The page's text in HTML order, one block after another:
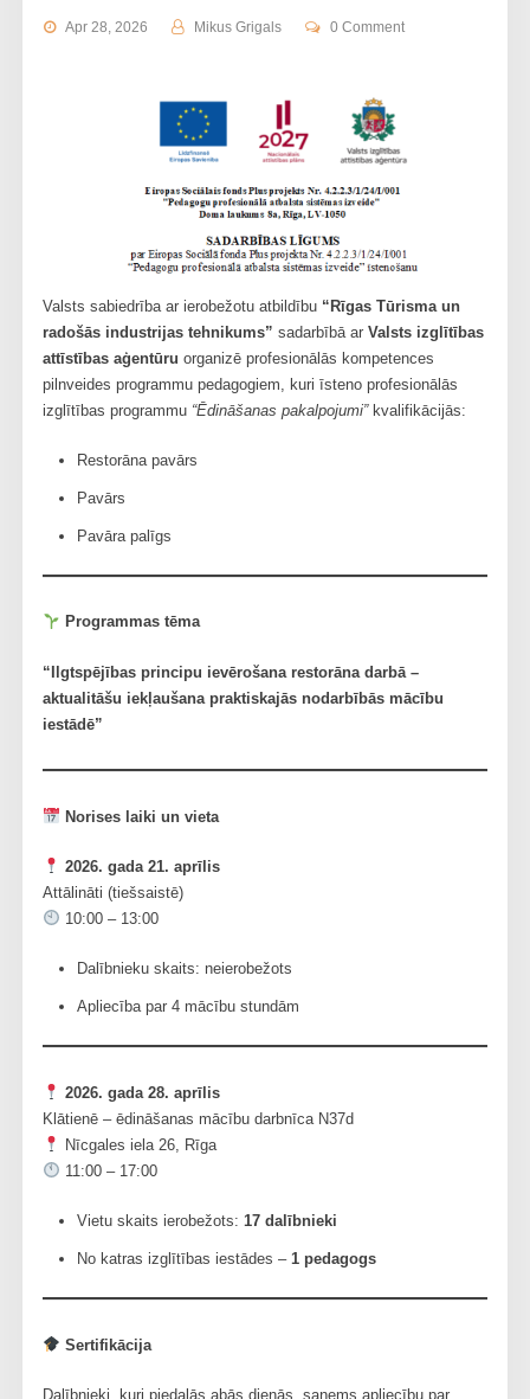
Apr 28, 2026 Mikus Grigals 0 Comment
Valsts sabiedrība ar ierobežotu atbildību “Rīgas Tūrisma un
radošās industrijas tehnikums” sadarbībā ar Valsts izglītības
attīstības aģentūru organizē profesionālās kompetences
pilnveides programmu pedagogiem, kuri īsteno profesionālās
izglītības programmu “Ēdināšanas pakalpojumi”kvalifikācijās:
Restorāna pavārs
Pavārs
Pavāra palīgs
Programmas tēma
“Ilgtspējības principu ievērošana restorāna darbā –
aktualitāšu iekļaušana praktiskajās nodarbībās mācību
iestādē”
Norises laiki un vieta
2026. gada 21. aprīlis
Attālināti (tiešsaistē)
10:00 – 13:00
Dalībnieku skaits: neierobežots
Apliecība par 4 mācību stundām
2026. gada 28. aprīlis
Klātienē – ēdināšanas mācību darbnīca N37d
Nīcgales iela 26, Rīga
11:00 – 17:00
Vietu skaits ierobežots: 17 dalībnieki
No katras izglītības iestādes – 1 pedagogs
Sertifikācija
Dalībnieki, kuri piedalās abās dienās, saņems apliecību par